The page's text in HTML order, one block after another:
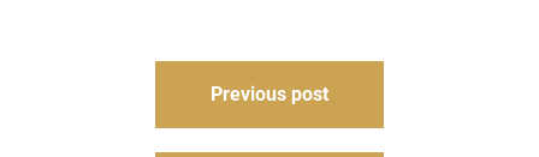
Previous post